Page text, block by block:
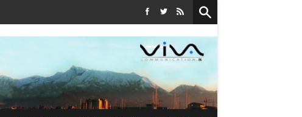
Festival La Versiliana - La direttrice lucchese Beatrice